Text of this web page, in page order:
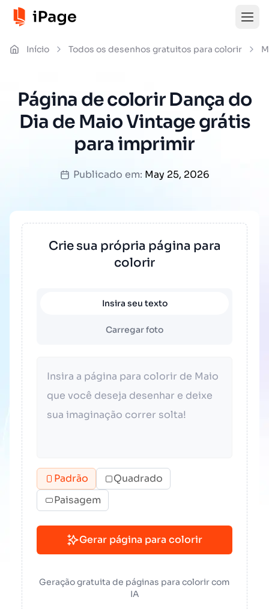
Início Todos os desenhos gratuitos para colorir
Página de colorir Dança do
Dia de Maio Vintage grátis
para imprimir
Publicado em: May 25, 2026
Crie sua própria página para
colorir
Insira seu texto
Carregar foto
Padrão
Quadrado
Paisagem
Gerar página para colorir
Geração gratuita de páginas para colorir com
IA